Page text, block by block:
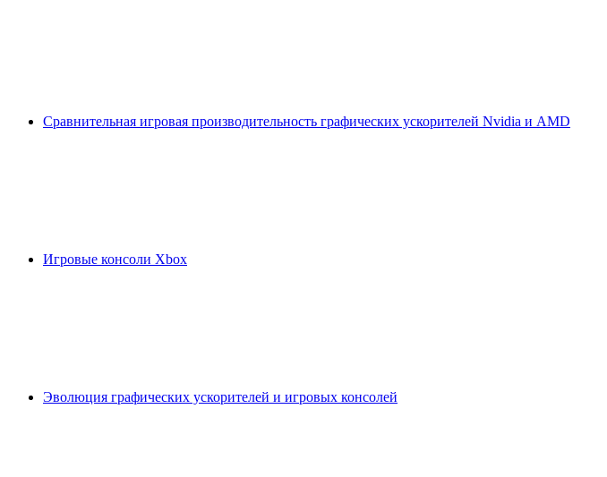
Сравнительная игровая производительность графических ускорителей Nvidia и AMD
Игровые консоли Xbox
Эволюция графических ускорителей и игровых консолей